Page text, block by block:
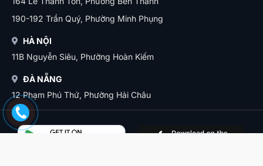
190-192 Trần Quý, Phường Minh Phụng
HÀ NỘI
11B Nguyễn Siêu, Phường Hoàn Kiếm
ĐÀ NẴNG
12 Phạm Phú Thứ, Phường Hải Châu